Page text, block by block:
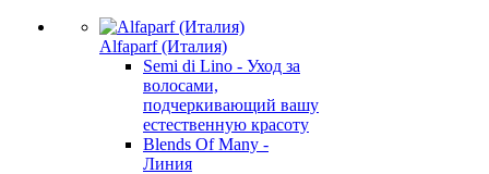
Alfaparf (Италия)
Semi di Lino - Уход за
волосами,
подчеркивающий вашу
естественную красоту
Blends Of Many -
Линия